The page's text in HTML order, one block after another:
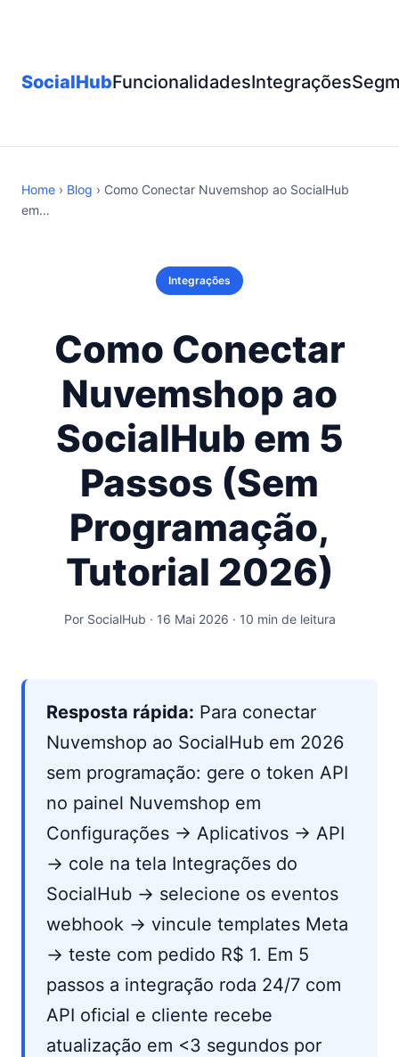
SocialHubFuncionalidadesIntegrações
Home › Blog › Como Conectar Nuvemshop ao SocialHub
em…
Integrações
Como Conectar
Nuvemshop ao
SocialHub em 5
Passos (Sem
Programação,
Tutorial 2026)
Por SocialHub · 16 Mai 2026 · 10 min de leitura
Resposta rápida: Para conectar
Nuvemshop ao SocialHub em 2026
sem programação: gere o token API
no painel Nuvemshop em
Configurações → Aplicativos → API
→ cole na tela Integrações do
SocialHub → selecione os eventos
webhook → vincule templates Meta
→ teste com pedido R$ 1. Em 5
passos a integração roda 24/7 com
API oficial e cliente recebe
atualização em <3 segundos por